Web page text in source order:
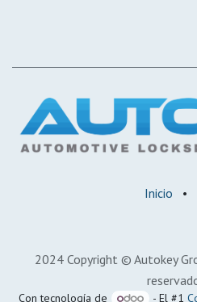
Inicio •
2024 Copyright © Autokey
Con tecnología de - El #1